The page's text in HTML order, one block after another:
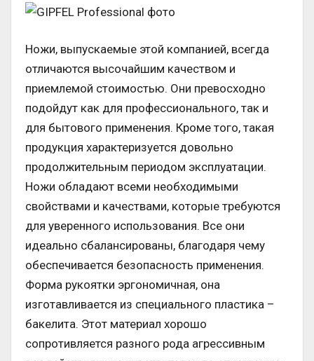
Ножи, выпускаемые этой компанией, всегда
отличаются высочайшим качеством и
приемлемой стоимостью. Они превосходно
подойдут как для профессионального, так и
для бытового применения. Кроме того, такая
продукция характеризуется довольно
продолжительным периодом эксплуатации.
Ножи обладают всеми необходимыми
свойствами и качествами, которые требуются
для уверенного использования. Все они
идеально сбалансированы, благодаря чему
обеспечивается безопасность применения.
Форма рукоятки эргономичная, она
изготавливается из специального пластика –
бакелита. Этот материал хорошо
сопротивляется разного рода агрессивным